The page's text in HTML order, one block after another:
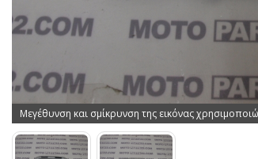
Μεγέθυνση και σμίκρυνση της εικόνας